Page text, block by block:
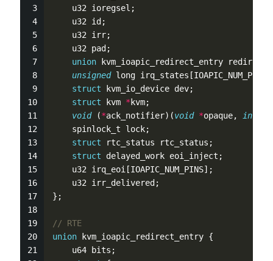
    u32 ioregsel;
    u32 id;
u32
    u32 pad;
union kvm_ioapic_redirect_entry
unsigned long
struct kvm_io_device dev;
struct kvm * kvm;
void (*ack_notifier)(void *opaque, int
    spinlock_t lock;
struct rtc_status rtc_status;
struct delayed_work eoi_inject;
    u32 irq_eoi[IOAPIC_NUM_PINS];
    u32 irr_delivered;
};
// RTE
union kvm_ioapic_redirect_entry {
    u64 bits;